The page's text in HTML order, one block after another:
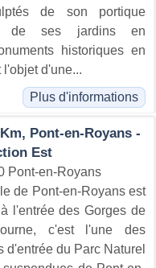
de son portique
de ses jardins en
historiques en
d'une...
Plus d'informations
Pont-en-Royans -
Est
Pont-en-Royans
de Pont-en-Royans est
l'entrée des Gorges de
c'est l'une des
d'entrée du Parc Naturel